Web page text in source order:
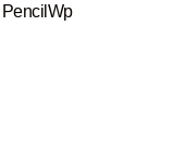
PencilWp